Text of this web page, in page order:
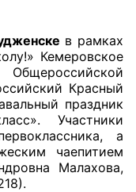
в рамках
Кемеровское
Красный
праздник
Участники
а
чаепитием
Малахова,